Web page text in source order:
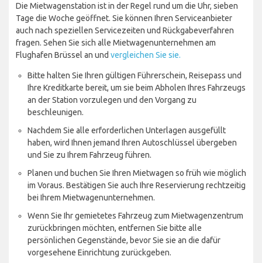
Die Mietwagenstation ist in der Regel rund um die Uhr, sieben
Tage die Woche geöffnet. Sie können Ihren Serviceanbieter
auch nach speziellen Servicezeiten und Rückgabeverfahren
fragen. Sehen Sie sich alle Mietwagenunternehmen am
Flughafen Brüssel an und vergleichen Sie sie.
Bitte halten Sie Ihren gültigen Führerschein, Reisepass und
Ihre Kreditkarte bereit, um sie beim Abholen Ihres Fahrzeugs
an der Station vorzulegen und den Vorgang zu
beschleunigen.
Nachdem Sie alle erforderlichen Unterlagen ausgefüllt
haben, wird Ihnen jemand Ihren Autoschlüssel übergeben
und Sie zu Ihrem Fahrzeug führen.
Planen und buchen Sie Ihren Mietwagen so früh wie möglich
im Voraus. Bestätigen Sie auch Ihre Reservierung rechtzeitig
bei Ihrem Mietwagenunternehmen.
Wenn Sie Ihr gemietetes Fahrzeug zum Mietwagenzentrum
zurückbringen möchten, entfernen Sie bitte alle
persönlichen Gegenstände, bevor Sie sie an die dafür
vorgesehene Einrichtung zurückgeben.